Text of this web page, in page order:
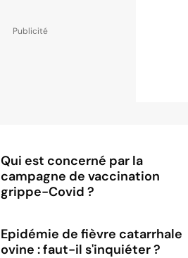
Qui est concerné par la
campagne de vaccination
grippe-Covid ?
Epidémie de fièvre catarrhale
ovine : faut-il s'inquiéter ?